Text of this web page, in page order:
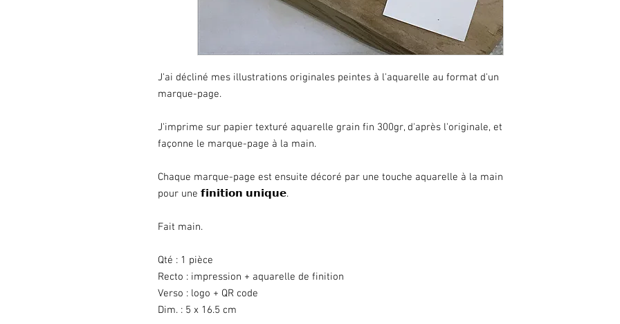
J'ai décliné mes illustrations originales peintes à l'aquarelle au format d'un
marque-page.
J'imprime sur papier texturé aquarelle grain fin 300gr, d'après l'originale, et
façonne le marque-page à la main.
Chaque marque-page est ensuite décoré par une touche aquarelle à la main
pour une 𝗳𝗶𝗻𝗶𝘁𝗶𝗼𝗻 𝘂𝗻𝗶𝗾𝘂𝗲.
Fait main.
Qté : 1 pièce
Recto : impression + aquarelle de finition
Verso : logo + QR code
Dim. : 5 x 16.5 cm